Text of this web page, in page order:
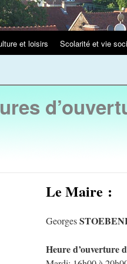
et loisirs Scolarité et vie
Le Maire :
Georges
Heure d’ouverture